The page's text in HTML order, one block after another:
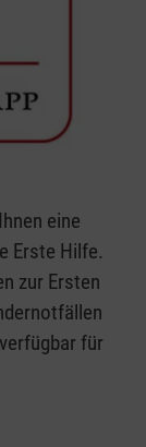
eine
Erste Hilfe.
zur Ersten
für